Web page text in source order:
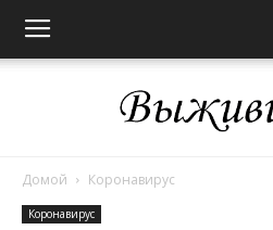
Домой Коронавирус
Коронавирус